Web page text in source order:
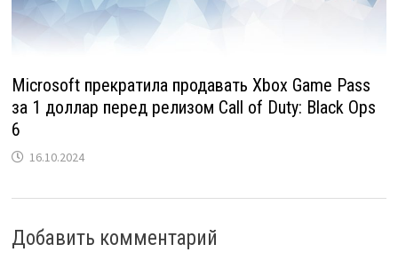
Microsoft прекратила продавать Xbox Game Pass
за 1 доллар перед релизом Call of Duty: Black Ops
6
16.10.2024
Добавить комментарий